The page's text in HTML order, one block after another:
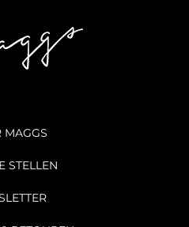
MAGGS
STELLEN